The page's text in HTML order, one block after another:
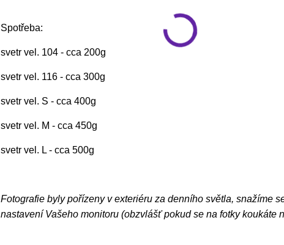
Spotřeba:
svetr vel. 104 - cca 200g
svetr vel. 116 - cca 300g
svetr vel. S - cca 400g
svetr vel. M - cca 450g
svetr vel. L - cca 500g
Fotografie byly pořízeny v exteriéru za denního světla, snažíme
nastavení Vašeho monitoru (obzvlášť pokud se na fotky koukáte